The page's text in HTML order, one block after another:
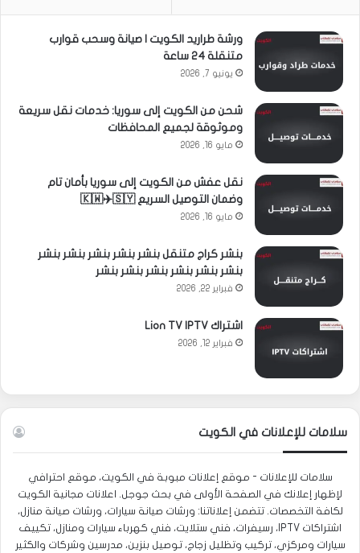
ورشة طراريد الكويت | صيانة وسحب قوارب
متنقلة 24 ساعة
يونيو 7, 2026
شحن من الكويت إلى سوريا: خدمات نقل سريعة
وموثوقة لجميع المحافظات
مايو 16, 2026
نقل عفش من الكويت إلى سوريا بأمان تام
وضمان التوصيل السريع 🇰🇼✈️🇸🇾
مايو 16, 2026
بنشر كراج متنقل بنشر بنشر بنشر بنشر بنشر
بنشر بنشر بنشر بنشر بنشر بنشر
فبراير 22, 2026
اشتراك Lion TV IPTV
فبراير 12, 2026
سلامات للإعلانات في الكويت
سلامات للإعلانات - موقع إعلانات مبوبة في الكويت، موقع احترافي
لإظهار إعلانك في الصفحة الأولى في بحث جوجل. اعلانات مجانية الكويت
لكافة التخصصات. تتضمن إعلاناتنا: ورشات صيانة سيارات، ورشات صيانة منازل،
اشتراكات IPTV، رسيفرات، فني ستلايت، فني كهرباء سيارات ومنازل، تكييف
سيارات ومركزي، تركيب وتظليل زجاج، توصيل بنزين، مدرسين وشركات والكثير